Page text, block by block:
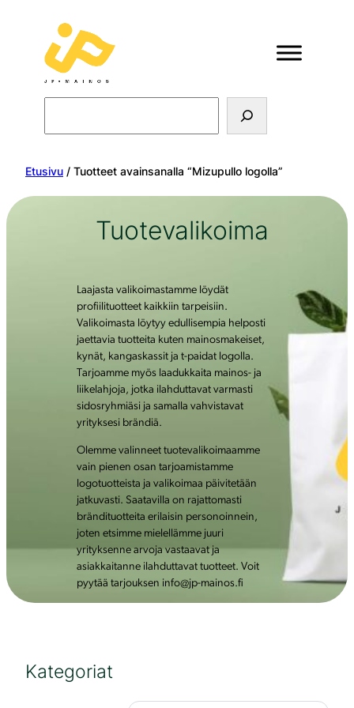
Etusivu / Tuotteet avainsanalla “Mizupullo logolla”
Tuotevalikoima
Laajasta valikoimastamme löydät
profiilituotteet kaikkiin tarpeisiin.
Valikoimasta löytyy edullisempia helposti
jaettavia tuotteita kuten mainosmakeiset,
kynät, kangaskassit ja t-paidat logolla.
Tarjoamme myös laadukkaita mainos- ja
liikelahjoja, jotka ilahduttavat varmasti
sidosryhmiäsi ja samalla vahvistavat
yrityksesi brändiä.
Olemme valinneet tuotevalikoimaamme
vain pienen osan tarjoamistamme
logotuotteista ja valikoimaa päivitetään
jatkuvasti. Saatavilla on rajattomasti
brändituotteita erilaisin personoinnein,
joten etsimme mielellämme juuri
yrityksenne arvoja vastaavat ja
asiakkaitanne ilahduttavat tuotteet. Voit
pyytää tarjouksen info@jp-mainos.fi
Kategoriat